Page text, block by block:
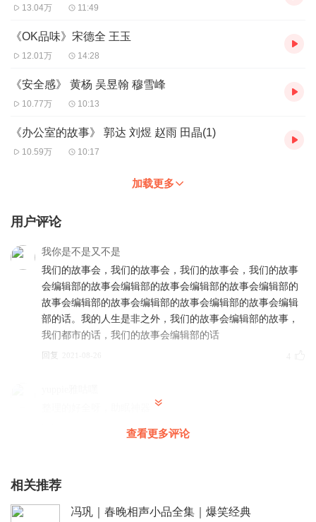
13.04万 11:49
《OK品味》宋德全 王玉
12.01万 14:28
《安全感》 黄杨 吴昱翰 穆雪峰
10.77万 10:13
《办公室的故事》 郭达 刘煜 赵雨 田晶(1)
10.59万 10:17
加载更多
用户评论
我你是不是又不是
我们的故事会，我们的故事会，我们的故事会，我们的故事
会编辑部的故事会编辑部的故事会编辑部的故事会编辑部的
故事会编辑部的故事会编辑部的故事会编辑部的故事会编辑
部的话。我的人生是非之外，我们的故事会编辑部的故事，
我们都市的话，我们的故事会编辑部的话
回复
喜欢听，都很经典，有很多以前都听过现在在听也是种回
2021-10-27
查看更多评论
相关推荐
冯巩｜春晚相声小品全集｜爆笑经典